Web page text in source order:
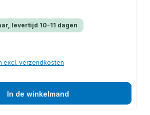
levertijd 10-11 dagen
excl. verzendkosten
In de winkelmand